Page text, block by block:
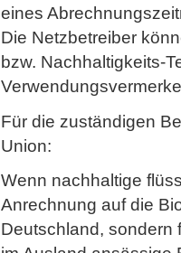
eines
Die Netzbetreiber
bzw. Nachhaltigkeits-
Für die zuständigen
Union:
Wenn nachhaltige
Anrechnung auf die
Deutschland, sondern